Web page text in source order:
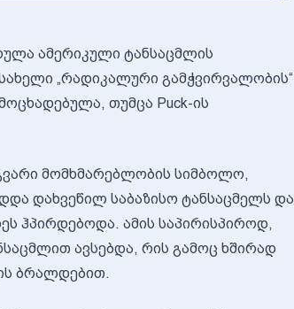
ამერიკული ტანსაცმლის
„რადიკალური გამჭვირვალობის“
თუმცა Puck-ის
მომხმარებლობის სიმბოლო,
დახვეწილ საბაზისო ტანსაცმელს და
ჰპირდებოდა. ამის საპირისპიროდ,
ავსებდა, რის გამოც ხშირად
ბრალდებით.